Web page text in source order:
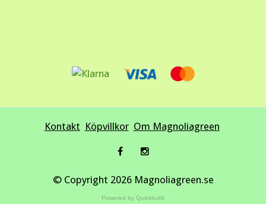
Kontakt Köpvillkor Om Magnoliagreen
© Copyright 2026 Magnoliagreen.se
Powered by Quickbutik